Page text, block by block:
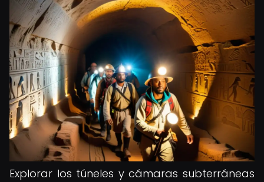
Explorar los túneles y cámaras subterráneas